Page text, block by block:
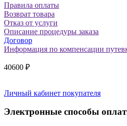
Правила оплаты
Возврат товара
Отказ от услуги
Описание процедуры заказа
Договор
Информация по компенсации
40600 ₽
Личный кабинет покупателя
Электронные способы